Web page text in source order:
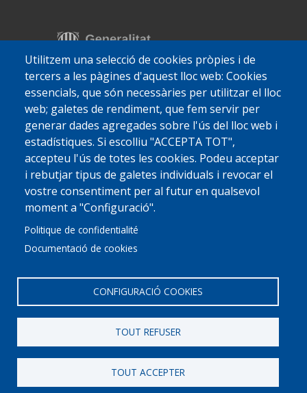
Utilitzem una selecció de cookies pròpies i de
tercers a les pàgines d'aquest lloc web: Cookies
essencials, que són necessàries per utilitzar el lloc
web; galetes de rendiment, que fem servir per
generar dades agregades sobre l'ús del lloc web i
estadístiques. Si escolliu "ACCEPTA TOT",
accepteu l'ús de totes les cookies. Podeu acceptar
i rebutjar tipus de galetes individuals i revocar el
vostre consentiment per al futur en qualsevol
moment a "Configuració".
Politique de confidentialité
Documentació de cookies
CONFIGURACIÓ COOKIES
TOUT REFUSER
TOUT ACCEPTER
© 2022 Ajuntament La GarrigaAvis legal
Protecció de dades
Política de CookiesImplementat perPerception